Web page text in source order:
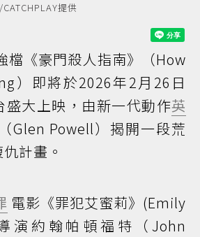
提供
檔《豪門殺人指南》（How
）即將於2026年2月26日
盛大上映，由新一代動作英
Glen Powell）揭開一段荒
計畫。
電影《罪犯艾蜜莉》(Emily
演約翰帕頓福特（John